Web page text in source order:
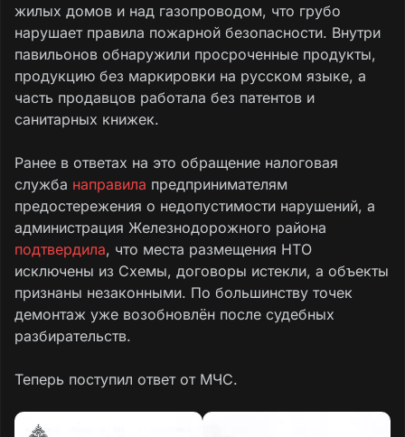
жилых домов и над газопроводом, что грубо
нарушает правила пожарной безопасности. Внутри
павильонов обнаружили просроченные продукты,
продукцию без маркировки на русском языке, а
часть продавцов работала без патентов и
санитарных книжек.
Ранее в ответах на это обращение налоговая
служба направила предпринимателям
предостережения о недопустимости нарушений, а
администрация Железнодорожного района
подтвердила, что места размещения НТО
исключены из Схемы, договоры истекли, а объекты
признаны незаконными. По большинству точек
демонтаж уже возобновлён после судебных
разбирательств.
Теперь поступил ответ от МЧС.